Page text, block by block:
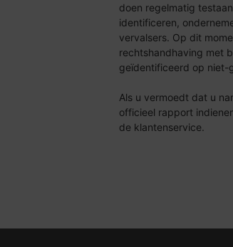
doen regelmatig
identificeren,
vervalsers. Op dit
rechtshandhaving met
geïdentificeerd op niet-
Als u vermoedt dat u
officieel rapport
de klantenservice.